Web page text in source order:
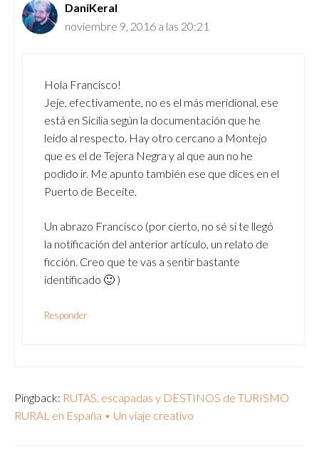
DaniKeral
noviembre 9, 2016 a las 20:21
Hola Francisco!
Jeje, efectivamente, no es el más meridional, ese
está en Sicilia según la documentación que he
leído al respecto. Hay otro cercano a Montejo
que es el de Tejera Negra y al que aun no he
podido ir. Me apunto también ese que dices en el
Puerto de Beceite.
Un abrazo Francisco (por cierto, no sé si te llegó
la notificación del anterior artículo, un relato de
ficción. Creo que te vas a sentir bastante
identificado 🙂 )
Responder
Pingback: RUTAS, escapadas y DESTINOS de TURISMO
RURAL en España ⋆ Un viaje creativo